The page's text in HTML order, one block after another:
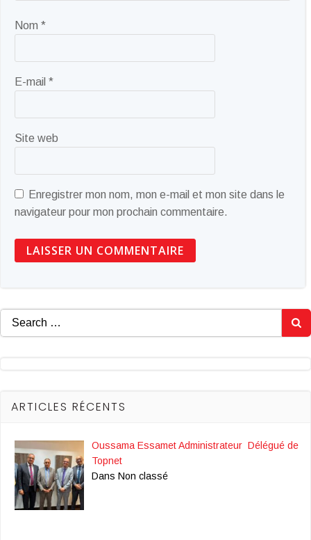
Nom *
E-mail *
Site web
Enregistrer mon nom, mon e-mail et mon site dans le
navigateur pour mon prochain commentaire.
Search
for:
ARTICLES RÉCENTS
Oussama Essamet Administrateur Délégué de
Topnet
Dans Non classé